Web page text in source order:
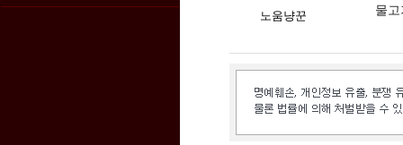
노움냥꾼 물